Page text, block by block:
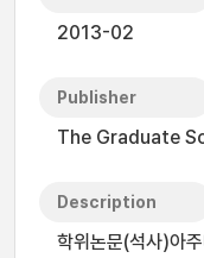
2013-02
Publisher
The Graduate
Description
학위논문(석사)아